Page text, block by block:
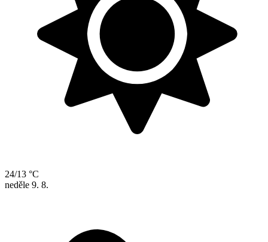
24/13 °C
neděle 9. 8.